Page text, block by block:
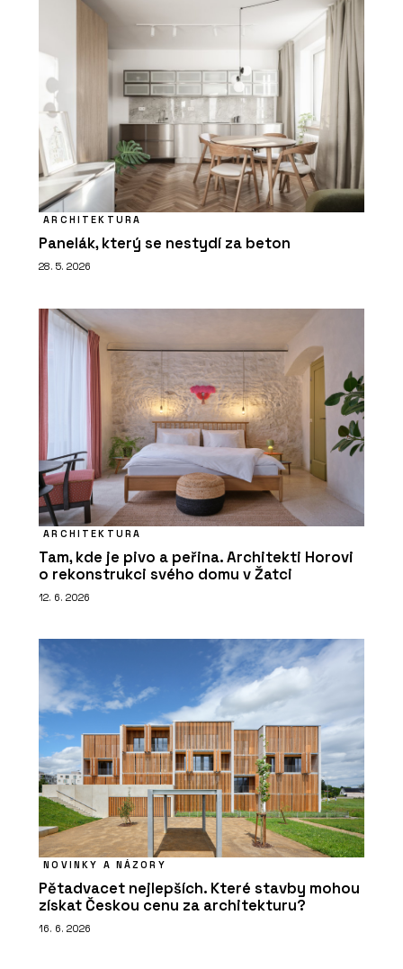
ARCHITEKTURA
Panelák, který se nestydí za beton
28. 5. 2026
ARCHITEKTURA
Tam, kde je pivo a peřina. Architekti Horovi
o rekonstrukci svého domu v Žatci
12. 6. 2026
NOVINKY A NÁZORY
Pětadvacet nejlepších. Které stavby mohou
získat Českou cenu za architekturu?
16. 6. 2026